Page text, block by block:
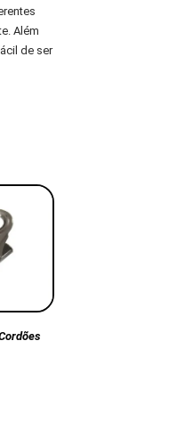
Além
de ser